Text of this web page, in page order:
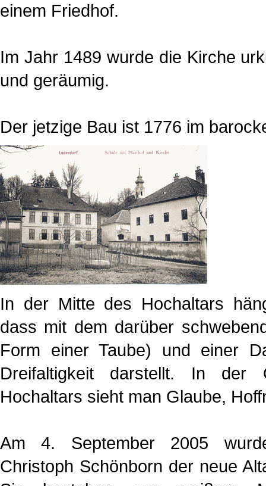
einem Friedhof.
Im Jahr 1489 wurde die Kirche
und geräumig.
Der jetzige Bau ist 1776 im
In der Mitte des Hochaltars
dass mit dem darüber
Form einer Taube) und einer
Dreifaltigkeit darstellt. In der
Hochaltars sieht man Glaube,
Am 4. September 2005
Christoph Schönborn der neue